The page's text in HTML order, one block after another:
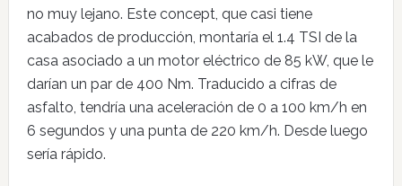
no muy lejano. Este concept, que casi tiene
acabados de producción, montaría el 1.4 TSI de la
casa asociado a un motor eléctrico de 85 kW, que le
darían un par de 400 Nm. Traducido a cifras de
asfalto, tendría una aceleración de 0 a 100 km/h en
6 segundos y una punta de 220 km/h. Desde luego
sería rápido.